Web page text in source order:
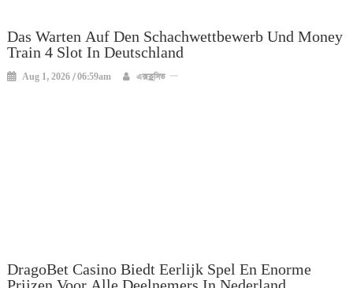
Das Warten Auf Den Schachwettbewerb Und Money
Train 4 Slot In Deutschland
Aug 1, 2026 / 06:59am এক্সক্লুসিভ
DragoBet Casino Biedt Eerlijk Spel En Enorme